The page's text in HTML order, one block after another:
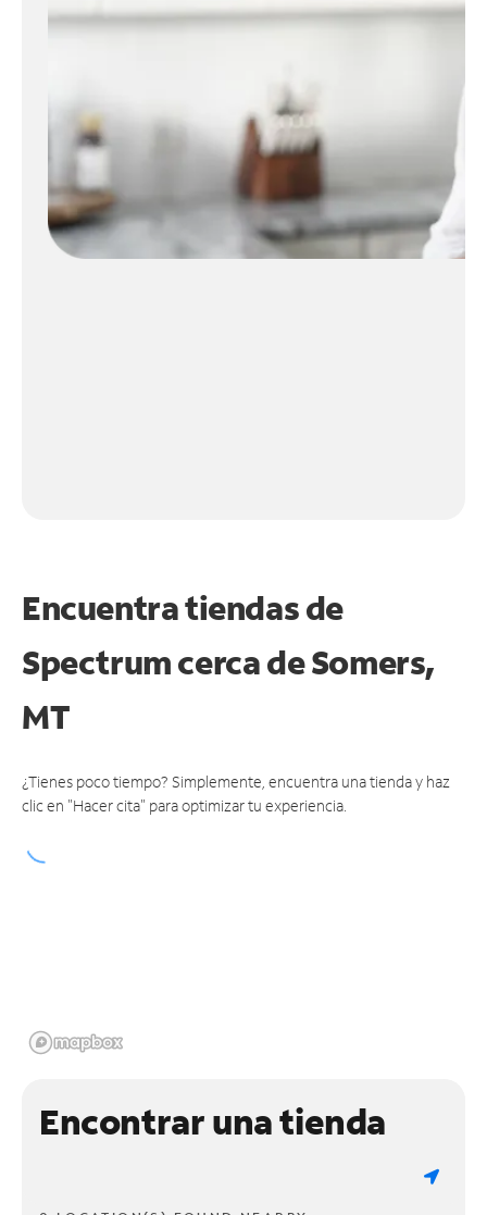
Encuentra tiendas de
Spectrum cerca deSomers,
MT
¿Tienes poco tiempo? Simplemente, encuentra una tienda y haz
clic en "Hacer cita" para optimizar tu experiencia.
Encontrar una tienda